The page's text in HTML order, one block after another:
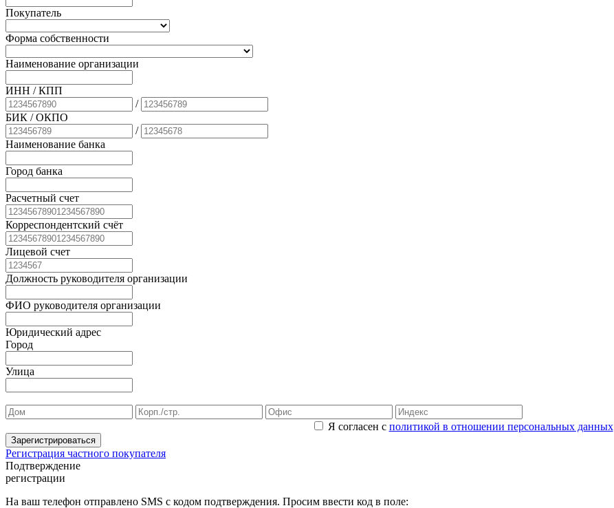
Покупатель
Форма собственности
Наименование организации
ИНН / КПП
/
БИК / ОКПО
/
Наименование банка
Город банка
Расчетный счет
Корреспондентский счёт
Лицевой счет
Должность руководителя организации
ФИО руководителя организации
Юридический адрес
Город
Улица
Я согласен с политикой в отношении персональных данных
Зарегистрироваться
Регистрация частного покупателя
Подтверждение
регистрации
На ваш телефон отправлено SMS с кодом подтверждения. Просим ввести код в поле: